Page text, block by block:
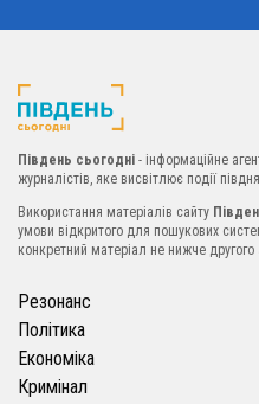
Південь сьогодні - інформаційне
журналістів, яке висвітлює події
Використання матеріалів сайту
умови відкритого для пошукових
конкретний матеріал не нижче другого
Резонанс
Політика
Економіка
Кримінал